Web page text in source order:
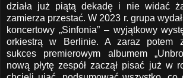
działa już piątą dekadę i nie widać
zamierza przestać. W 2023 r. grupa
koncertowy „Sinfonia” – wyjątkowy
orkiestrą w Berlinie. A zaraz potem
sukces premierowym albumem
nową płytę zespół zaczął pisać już w